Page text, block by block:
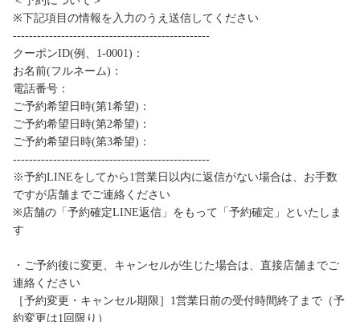
※下記項目の情報を入力のうえ送信してください
-------------------------------------------------
クーポンID(例、1-0001)：
お名前(フルネーム)：
電話番号：
ご予約希望日時(第1希望)：
ご予約希望日時(第2希望)：
ご予約希望日時(第3希望)：
-------------------------------------------------
※予約LINEをしてから1営業日以内に返信がない場合は、お手数
ですが店舗までご連絡ください
※店舗の「予約確定LINE返信」をもって「予約確定」といたしま
す
・ご予約後に変更、キャンセルが生じた場合は、直接店舗までご
連絡ください
［予約変更・キャンセル期限］1営業日前の受付時間終了まで（予
約変更は1回限り）